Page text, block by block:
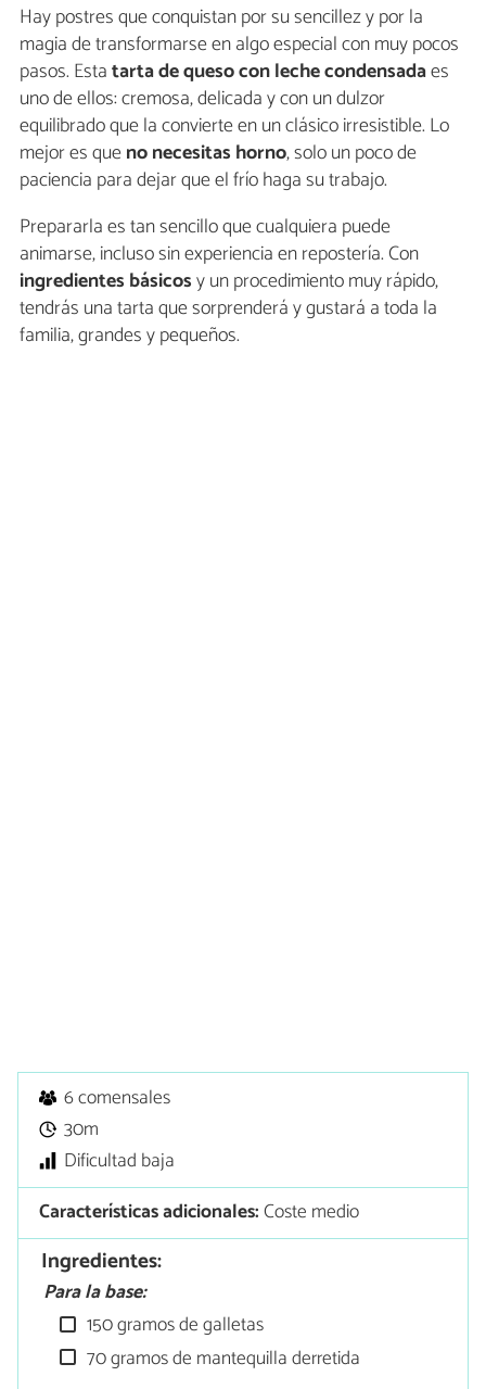
Hay postres que conquistan por su sencillez y por la
magia de transformarse en algo especial con muy pocos
pasos. Estatarta de queso con leche condensadaes
uno de ellos: cremosa, delicada y con un dulzor
equilibrado que la convierte en un clásico irresistible. Lo
mejor es queno necesitas horno, solo un poco de
paciencia para dejar que el frío haga su trabajo.
Prepararla es tan sencillo que cualquiera puede
animarse, incluso sin experiencia en repostería. Con
ingredientes básicosy un procedimiento muy rápido,
tendrás una tarta que sorprenderá y gustará a toda la
familia, grandes y pequeños.
6 comensales
30m
Dificultad baja
Características adicionales:Coste medio
Ingredientes:
Para la base:
150 gramos de galletas
70 gramos de mantequilla derretida